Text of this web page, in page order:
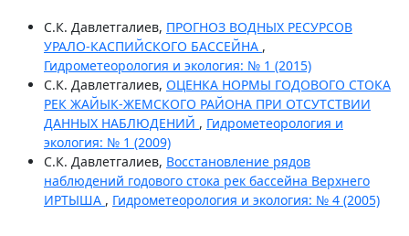
С.К. Давлетгалиев, ПРОГНОЗ ВОДНЫХ РЕСУРСОВ
УРАЛО-КАСПИЙСКОГО БАССЕЙНА ,
Гидрометеорология и экология: № 1 (2015)
С.К. Давлетгалиев, ОЦЕНКА НОРМЫ ГОДОВОГО СТОКА
РЕК ЖАЙЫК-ЖЕМСКОГО РАЙОНА ПРИ ОТСУТСТВИИ
ДАННЫХ НАБЛЮДЕНИЙ , Гидрометеорология и
экология: № 1 (2009)
С.К. Давлетгалиев, Восстановление рядов
наблюдений годового стока рек бассейна Верхнего
ИРТЫША , Гидрометеорология и экология: № 4 (2005)